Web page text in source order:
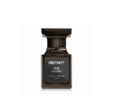
ユニセックス
ホームフレグランス
その他のフレグランス